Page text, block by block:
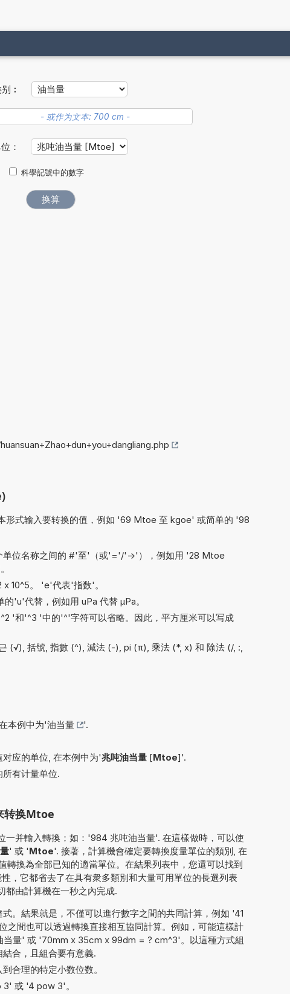
︰
：
科學記號中的數字
形式输入要转换的值，例如 '69 Mtoe 至 kgoe' 或简单的 '98
单位名称之间的 #'至'（或'='/'->'），例如用 '28 Mtoe
10^5。 'e'代表'指数'。
'u'代替，例如用 uPa 代替 µPa。
'和'^3 '中的'^'字符可以省略。因此，平方厘米可以写成
(√), 括號, 指數 (^), 減法 (-), pi (π), 乘法 (*, x) 和 除法 (/, :,
本例中为'油当量
'.
应的单位, 在本例中为'兆吨油当量 [Mtoe]'.
有计量单位.
转换Mtoe
一并輸入轉換；如：'984 兆吨油当量'. 在這樣做時，可以使
' 或 'Mtoe'. 接著，計算機會確定要轉換度量單位的類別, 在
轉換為全部已知的適當單位。在結果列表中，您還可以找到
，它都省去了在具有衆多類別和大量可用單位的長選列表
都由計算機在一秒之內完成.
。結果就是，不僅可以進行數字之間的共同計算，例如 '41
間也可以透過轉換直接相互協同計算。例如，可能這樣計
当量' 或 '70mm x 35cm x 99dm = ? cm^3'。以這種方式組
合，且組合要有意義.
合理的特定小数位数。
或 '4 pow 3'。